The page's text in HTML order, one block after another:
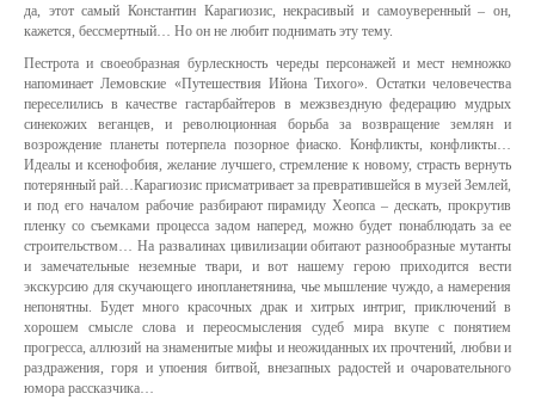
да, этот самый Константин Карагиозис, некрасивый и самоуверенный – он,
кажется, бессмертный… Но он не любит поднимать эту тему.
Пестрота и своеобразная бурлескность череды персонажей и мест немножко
напоминает Лемовские «Путешествия Ийона Тихого». Остатки человечества
переселились в качестве гастарбайтеров в межзвездную федерацию мудрых
синекожих веганцев, и революционная борьба за возвращение землян и
возрождение планеты потерпела позорное фиаско. Конфликты, конфликты…
Идеалы и ксенофобия, желание лучшего, стремление к новому, страсть вернуть
потерянный рай…Карагиозис присматривает за превратившейся в музей Землей,
и под его началом рабочие разбирают пирамиду Хеопса – дескать, прокрутив
пленку со съемками процесса задом наперед, можно будет понаблюдать за ее
строительством… На развалинах цивилизации обитают разнообразные мутанты
и замечательные неземные твари, и вот нашему герою приходится вести
экскурсию для скучающего инопланетянина, чье мышление чуждо, а намерения
непонятны. Будет много красочных драк и хитрых интриг, приключений в
хорошем смысле слова и переосмысления судеб мира вкупе с понятием
прогресса, аллюзий на знаменитые мифы и неожиданных их прочтений, любви и
раздражения, горя и упоения битвой, внезапных радостей и очаровательного
юмора рассказчика…